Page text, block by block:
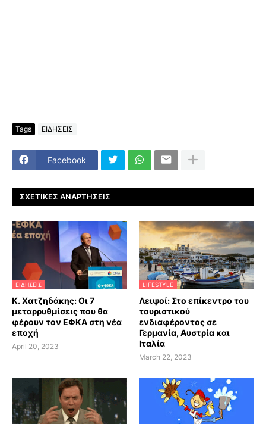
Tags ΕΙΔΗΣΕΙΣ
Facebook
ΣΧΕΤΙΚΈΣ ΑΝΑΡΤΉΣΕΙΣ
ΕΙΔΗΣΕΙΣ
Κ. Χατζηδάκης: Οι 7
μεταρρυθμίσεις που θα
φέρουν τον ΕΦΚΑ στη νέα
εποχή
April 20, 2023
LIFESTYLE
Λειψοί: Στο επίκεντρο του
τουριστικού
ενδιαφέροντος σε
Γερμανία, Αυστρία και
Ιταλία
March 22, 2023